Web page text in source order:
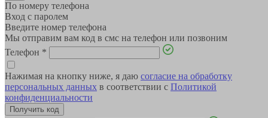
По номеру телефона
Вход с паролем
Введите номер телефона
Мы отправим вам код в смс на телефон или позвоним
Телефон *
Нажимая на кнопку ниже, я даю согласие на обработку
персональных данных в соответствии с Политикой
конфиденциальности